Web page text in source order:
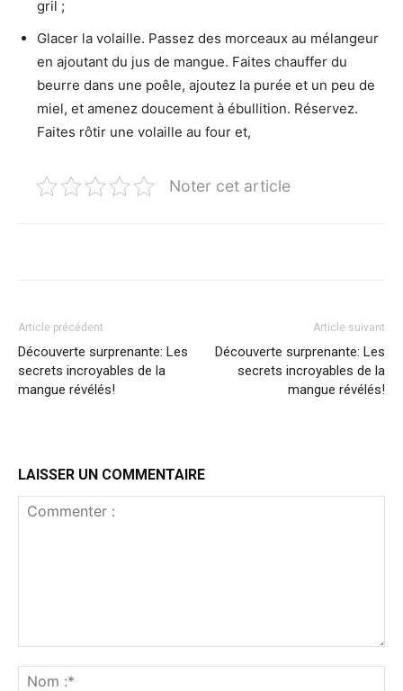
gril ;
Glacer la volaille. Passez des morceaux au mélangeur
en ajoutant du jus de mangue. Faites chauffer du
beurre dans une poêle, ajoutez la purée et un peu de
miel, et amenez doucement à ébullition. Réservez.
Faites rôtir une volaille au four et,
Noter cet article
Article précédent
Découverte surprenante: Les
secrets incroyables de la
mangue révélés!
Article suivant
Découverte surprenante: Les
secrets incroyables de la
mangue révélés!
LAISSER UN COMMENTAIRE